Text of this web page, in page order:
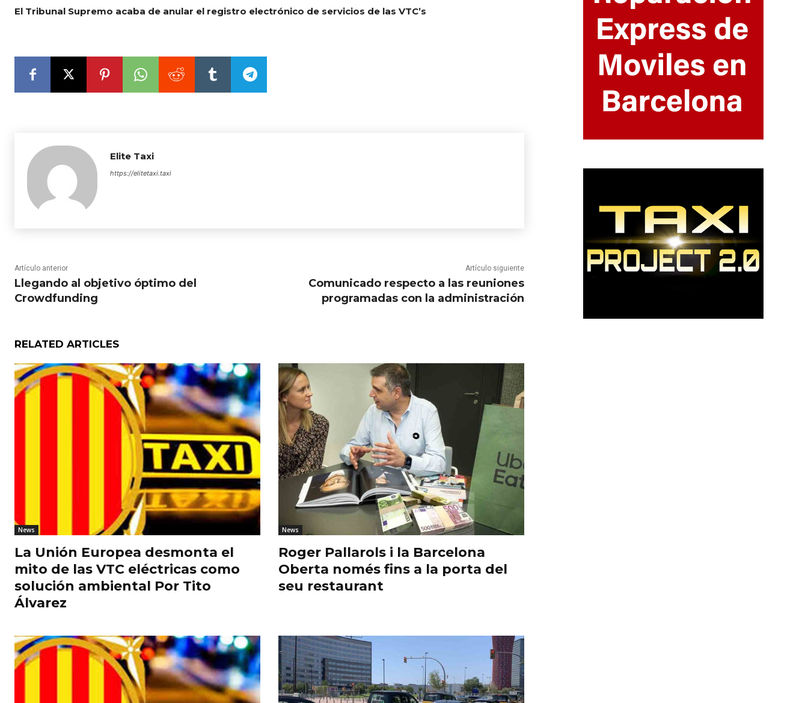
El Tribunal Supremo acaba de anular el registro electrónico de servicios de las VTC’s
Elite Taxi
https://elitetaxi.taxi
Artículo anterior
Llegando al objetivo óptimo del
Crowdfunding
Artículo siguiente
Comunicado respecto a las reuniones
programadas con la administración
RELATED ARTICLES
News
La Unión Europea desmonta el
mito de las VTC eléctricas como
solución ambiental Por Tito
Álvarez
News
Roger Pallarols i la Barcelona
Oberta només fins a la porta del
seu restaurant